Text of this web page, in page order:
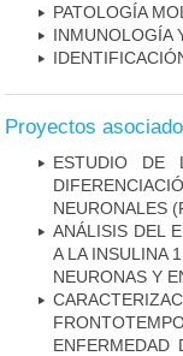
PATOLOGÍA
INMUNOLOGÍA
Proyectos
ESTUDIO DE
NEURONALES
ANÁLISIS DEL
A LA INSULINA
NEURONAS Y
ENFERMEDAD